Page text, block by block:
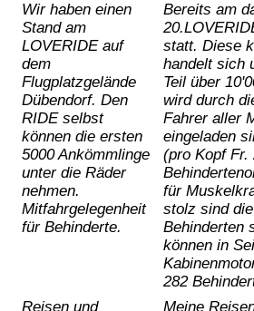
Wir haben einen
Stand am
LOVERIDE auf
dem
Flugplatzgelände
Dübendorf. Den
RIDE selbst
können die ersten
5000 Ankömmlinge
unter die Räder
nehmen.
Mitfahrgelegenheit
für Behinderte.
Bereits am
statt. Diese
handelt sich
Teil über
wird durch
Fahrer aller
eingeladen
(pro Kopf Fr.
für
stolz sind
Behinderten
können in
282
Reisen und
Meine